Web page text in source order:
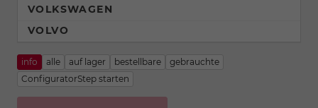
info alle auf lager bestellbare
gebrauchte
ConfiguratorStep starten
VOLKSWAGEN
VOLVO